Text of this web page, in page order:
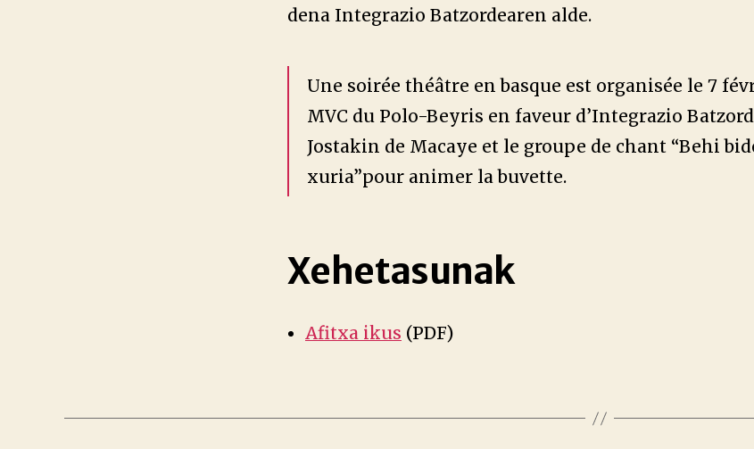
dena Integrazio Batzordearen alde.
Une soirée théâtre en basque est organisée le 7
MVC du Polo-Beyris en faveur d’Integrazio
Jostakin de Macaye et le groupe de chant “Behi
xuria”pour animer la buvette.
Xehetasunak
Afitxa ikus (PDF)